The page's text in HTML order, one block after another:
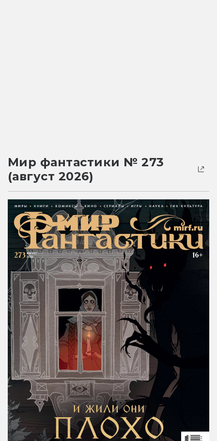
Мир фантастики № 273
(август 2026)